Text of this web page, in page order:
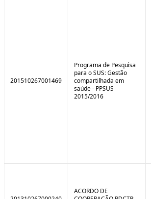
201510267001469
Programa de Pesquisa
para o SUS: Gestão
compartilhada em
saúde - PPSUS
2015/2016
ACORDO DE